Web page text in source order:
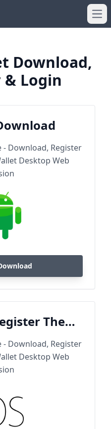
Download,
& Login
- Download, Register
Desktop Web
Then
- Download, Register
Desktop Web